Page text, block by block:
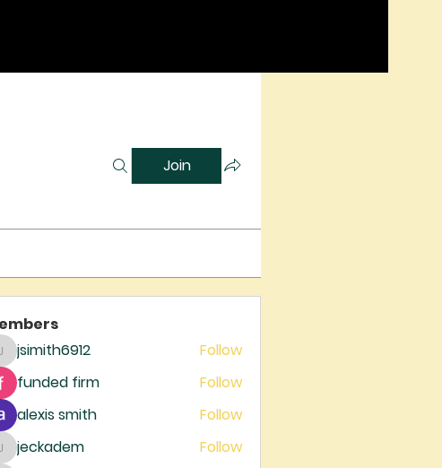
Join
jsimith6912
jsimith6912
Follow
funded firm
Follow
alexis smith
Follow
jeckadem
jeckadem Follow